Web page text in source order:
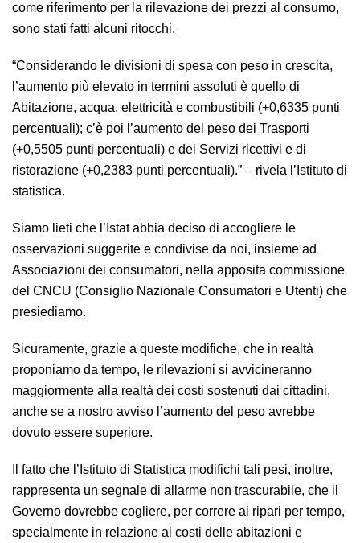
come riferimento per la rilevazione dei prezzi al consumo,
sono stati fatti alcuni ritocchi.
“Considerando le divisioni di spesa con peso in crescita,
l’aumento più elevato in termini assoluti è quello di
Abitazione, acqua, elettricità e combustibili (+0,6335 punti
percentuali); c’è poi l’aumento del peso dei Trasporti
(+0,5505 punti percentuali) e dei Servizi ricettivi e di
ristorazione (+0,2383 punti percentuali).” – rivela l’Istituto di
statistica.
Siamo lieti che l’Istat abbia deciso di accogliere le
osservazioni suggerite e condivise da noi, insieme ad
Associazioni dei consumatori, nella apposita commissione
del CNCU (Consiglio Nazionale Consumatori e Utenti) che
presiediamo.
Sicuramente, grazie a queste modifiche, che in realtà
proponiamo da tempo, le rilevazioni si avvicineranno
maggiormente alla realtà dei costi sostenuti dai cittadini,
anche se a nostro avviso l’aumento del peso avrebbe
dovuto essere superiore.
Il fatto che l’Istituto di Statistica modifichi tali pesi, inoltre,
rappresenta un segnale di allarme non trascurabile, che il
Governo dovrebbe cogliere, per correre ai ripari per tempo,
specialmente in relazione ai costi delle abitazioni e